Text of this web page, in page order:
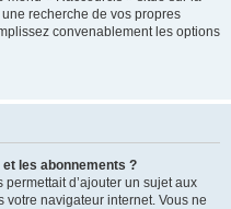
recherche de vos propres
convenablement les options
les abonnements ?
d’ajouter un sujet aux
navigateur internet. Vous ne